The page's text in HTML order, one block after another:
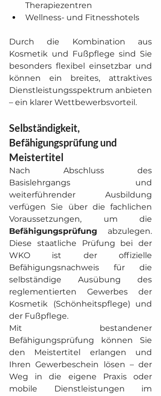
Therapiezentren
Wellness- und Fitnesshotels
Durch die Kombination aus
Kosmetik und Fußpflege sind Sie
besonders flexibel einsetzbar und
können ein breites, attraktives
Dienstleistungsspektrum anbieten
– ein klarer Wettbewerbsvorteil.
Selbständigkeit,
Befähigungsprüfung und
Meistertitel
Nach Abschluss des
Basislehrgangs und
weiterführender Ausbildung
verfügen Sie über die fachlichen
Befähigungsprüfung abzulegen.
Diese staatliche Prüfung bei der
WKO ist der offizielle
Befähigungsnachweis für die
selbständige Ausübung des
reglementierten Gewerbes der
Kosmetik (Schönheitspflege) und
der Fußpflege.
Mit bestandener
Befähigungsprüfung können Sie
den Meistertitel erlangen und
Ihren Gewerbeschein lösen – der
Weg in die eigene Praxis oder
mobile Dienstleistungen im